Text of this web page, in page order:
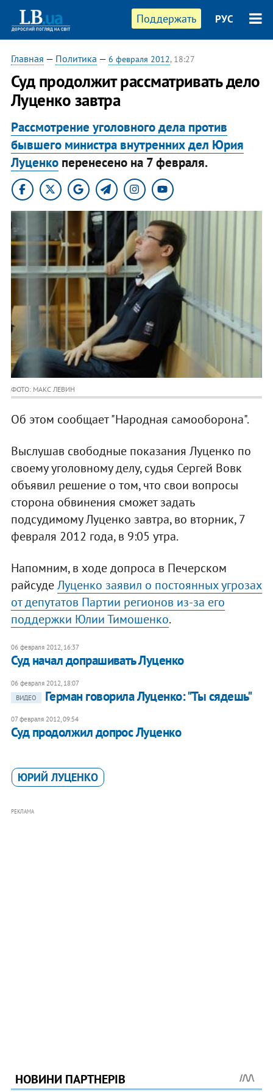
Поддержать РУС
Главная — Политика — 6 февраля 2012, 18:27
Суд продолжит рассматривать дело
Луценко завтра
Рассмотрение уголовного дела против
бывшего министра внутренних дел Юрия
Луценкоперенесено на 7 февраля.
ФОТО: МАКС ЛЕВИН
Об этом сообщает "Народная самооборона".
Выслушав свободные показания Луценко по
своему уголовному делу, судья Сергей Вовк
объявил решение о том, что свои вопросы
сторона обвинения сможет задать
подсудимому Луценко завтра, во вторник, 7
февраля 2012 года, в 9:05 утра.
Напомним, в ходе допроса в Печерском
райсудеЛуценко заявил о постоянных угрозах
от депутатов Партии регионов из-за его
поддержки Юлии Тимошенко.
06 февраля 2012, 16:37
Суд начал допрашивать Луценко
06 февраля 2012, 18:07
ВИДЕО
Герман говорила Луценко: "Ты сядешь"
07 февраля 2012, 09:54
Суд продолжил допрос Луценко
ЮРИЙ ЛУЦЕНКО
РЕКЛАМА